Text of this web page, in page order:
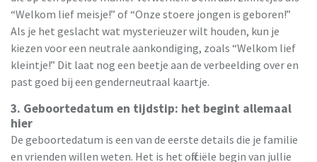
“Welkom lief meisje!” of “Onze stoere jongen is geboren!”
Als je het geslacht wat mysterieuzer wilt houden, kun je
kiezen voor een neutrale aankondiging, zoals “Welkom lief
kleintje!” Dit laat nog een beetje aan de verbeelding over en
past goed bij een genderneutraal kaartje.
3. Geboortedatum en tijdstip: het begint allemaal
hier
De geboortedatum is een van de eerste details die je familie
en vrienden willen weten. Het is het officiële begin van jullie